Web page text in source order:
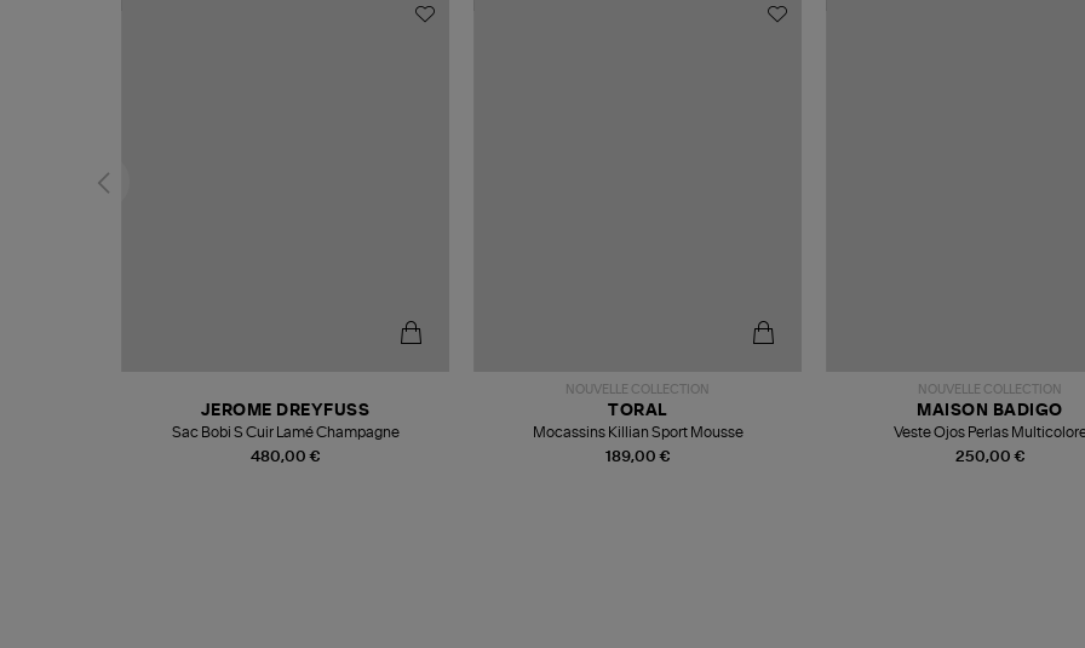
480,00 €
JEROME DREYFUSS
Sac Bobi S Cuir Lamé Champagne
NOUVELLE COLLECTION
189,00 €
TORAL
Mocassins Killian Sport Mousse
NOUVELLE COLLECTION
250,00 €
MAISON BADIGO
Veste Ojos Perlas